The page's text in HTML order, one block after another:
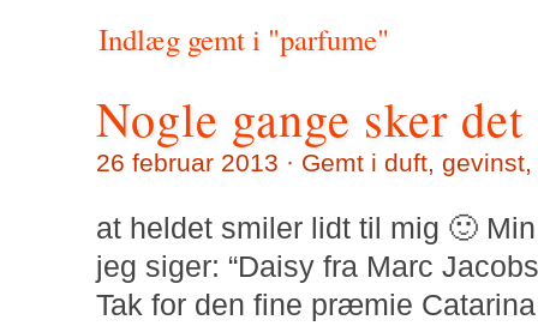
Indlæg gemt i "parfume"
Nogle gange sker
26 februar 2013 · Gemt i duft, gevinst,
at heldet smiler lidt til mig 🙂
jeg siger: “Daisy fra Marc
Tak for den fine præmie